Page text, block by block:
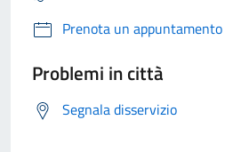
Prenota un appuntamento
Problemi in città
Segnala disservizio